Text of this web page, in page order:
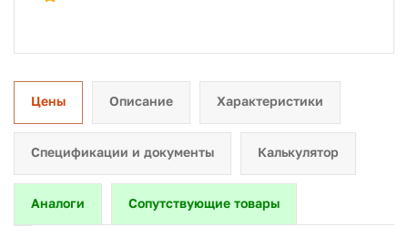
Цены Описание Характеристики
Спецификации и документы Калькулятор
Аналоги Сопутствующие товары